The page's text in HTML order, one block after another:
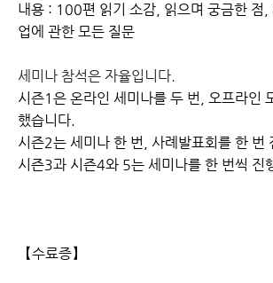
내용 : 100편 읽기 소감, 읽으며 궁금한 점,
업에 관한 모든 질문
세미나 참석은 자율입니다.
시즌1은 온라인 세미나를 두 번, 오프라인
했습니다.
시즌2는 세미나 한 번, 사례발표회를 한 번
시즌3과 시즌4와 5는 세미나를 한 번씩 진
【수료증】